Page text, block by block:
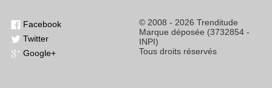
Facebook
Twitter
Google+
© 2008 - 2026 Trenditude
Marque déposée (3732854 -
INPI)
Tous droits réservés